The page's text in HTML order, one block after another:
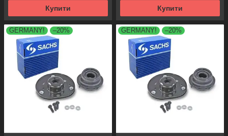
Купити Купити
GERMANY! –20% GERMANY! –20%